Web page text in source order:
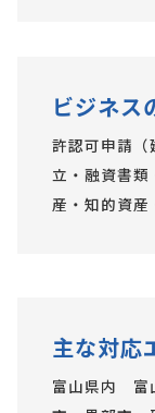
ビジネス
許認可申請（
立・融資書
産・知的資
主な対応
富山県内 富